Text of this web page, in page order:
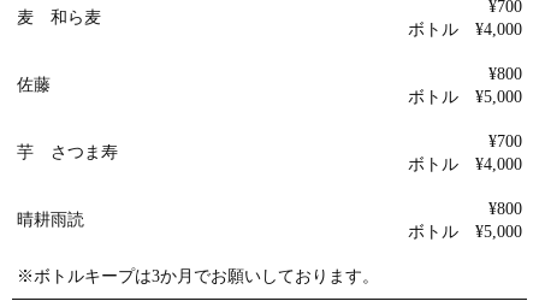
麦 和ら麦
¥700
ボトル ¥4,000
佐藤
¥800
ボトル ¥5,000
芋 さつま寿
¥700
ボトル ¥4,000
晴耕雨読
¥800
ボトル ¥5,000
※ボトルキープは3か月でお願いしております。